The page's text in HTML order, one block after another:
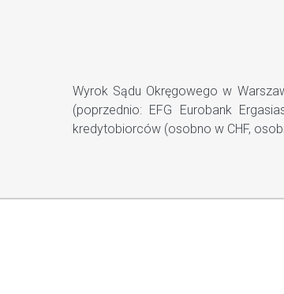
Wyrok Sądu Okręgowego w
(poprzednio: EFG Eurobank
kredytobiorców (osobno w CHF,